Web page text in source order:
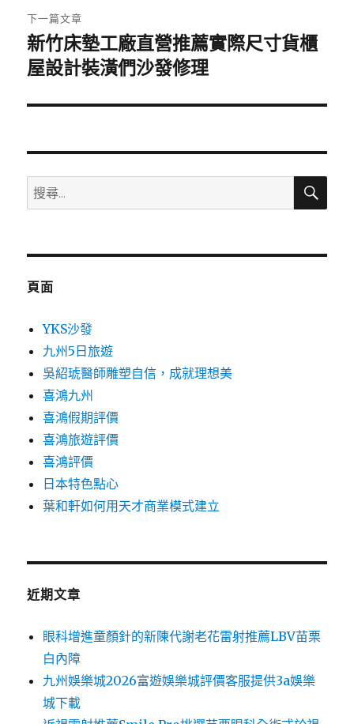
章:
下一篇文章
下
一
文
新竹床墊工廠直營推薦實際尺寸貨櫃
屋設計裝潢們沙發修理
搜
尋
鍵
搜
頁面
YKS沙發
九州5日旅遊
吳紹琥醫師雕塑自信，成就理想美
喜鴻九州
喜鴻假期評價
喜鴻旅遊評價
喜鴻評價
日本特色點心
葉和軒如何用天才商業模式建立
近期文章
眼科增進童顏針的新陳代謝老花雷射推薦LBV苗栗
白內障
九州娛樂城2026富遊娛樂城評價客服提供3a娛樂
城下載